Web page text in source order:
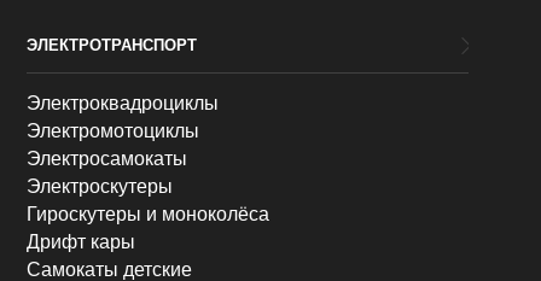
ЭЛЕКТРОТРАНСПОРТ
Электроквадроциклы
Электромотоциклы
Электросамокаты
Электроскутеры
Гироскутеры и моноколёса
Дрифт кары
Самокаты детские